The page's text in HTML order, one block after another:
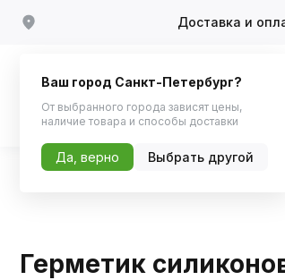
Доставка и
Автохимия,
Герметик
Ваш город Санкт-Петербург?
От выбранного города зависят цены,
наличие товара и способы доставки
Да, верно Выбрать другой